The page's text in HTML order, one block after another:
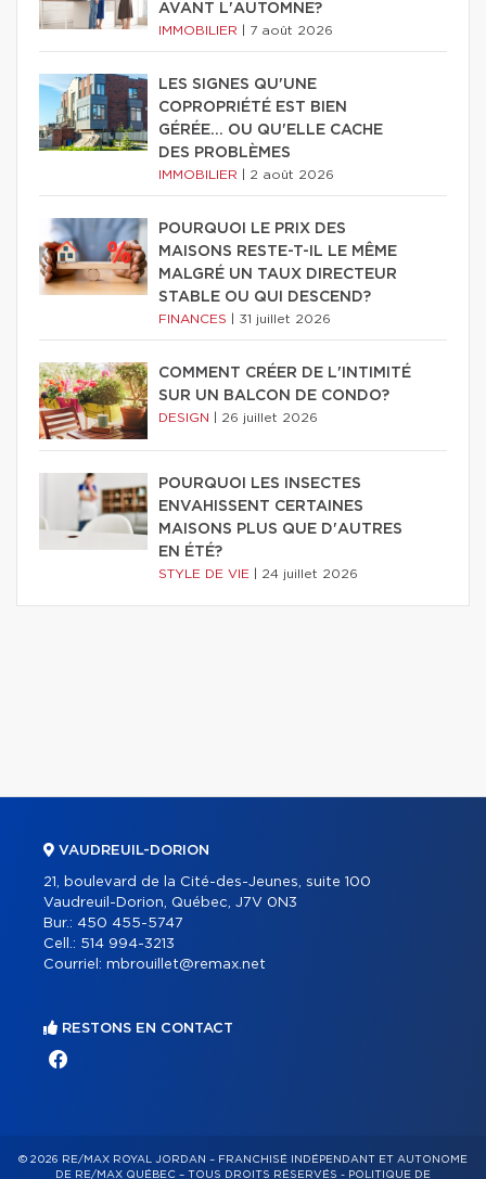
AVANT L'AUTOMNE?
IMMOBILIER 7 août 2026
LES SIGNES QU'UNE
COPROPRIÉTÉ EST BIEN
GÉRÉE… OU QU'ELLE CACHE
DES PROBLÈMES
IMMOBILIER 2 août 2026
POURQUOI LE PRIX DES
MAISONS RESTE-T-IL LE MÊME
MALGRÉ UN TAUX DIRECTEUR
STABLE OU QUI DESCEND?
FINANCES 31 juillet 2026
COMMENT CRÉER DE L'INTIMITÉ
SUR UN BALCON DE CONDO?
DESIGN 26 juillet 2026
POURQUOI LES INSECTES
ENVAHISSENT CERTAINES
MAISONS PLUS QUE D'AUTRES
EN ÉTÉ?
STYLE DE VIE 24 juillet 2026
VAUDREUIL-DORION
21, boulevard de la Cité-des-Jeunes, suite 100
Vaudreuil-Dorion, Québec, J7V 0N3
Bur.: 450 455-5747
Cell.: 514 994-3213
Courriel: mbrouillet@remax.net
RESTONS EN CONTACT
© 2026 RE/MAX ROYAL JORDAN – FRANCHISÉ INDÉPENDANT ET AUTONOME
DE RE/MAX QUÉBEC – TOUS DROITS RÉSERVÉS - POLITIQUE DE